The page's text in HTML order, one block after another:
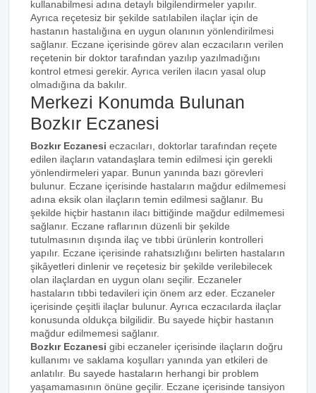
kullanabilmesi adına detaylı bilgilendirmeler yapılır.
Ayrıca reçetesiz bir şekilde satılabilen ilaçlar için de
hastanın hastalığına en uygun olanının yönlendirilmesi
sağlanır. Eczane içerisinde görev alan eczacıların verilen
reçetenin bir doktor tarafından yazılıp yazılmadığını
kontrol etmesi gerekir. Ayrıca verilen ilacın yasal olup
olmadığına da bakılır.
Merkezi Konumda Bulunan
Bozkır Eczanesi
Bozkır Eczanesi eczacıları, doktorlar tarafından reçete
edilen ilaçların vatandaşlara temin edilmesi için gerekli
yönlendirmeleri yapar. Bunun yanında bazı görevleri
bulunur. Eczane içerisinde hastaların mağdur edilmemesi
adına eksik olan ilaçların temin edilmesi sağlanır. Bu
şekilde hiçbir hastanın ilacı bittiğinde mağdur edilmemesi
sağlanır. Eczane raflarının düzenli bir şekilde
tutulmasının dışında ilaç ve tıbbi ürünlerin kontrolleri
yapılır. Eczane içerisinde rahatsızlığını belirten hastaların
şikâyetleri dinlenir ve reçetesiz bir şekilde verilebilecek
olan ilaçlardan en uygun olanı seçilir. Eczaneler
hastaların tıbbi tedavileri için önem arz eder. Eczaneler
içerisinde çeşitli ilaçlar bulunur. Ayrıca eczacılarda ilaçlar
konusunda oldukça bilgilidir. Bu sayede hiçbir hastanın
mağdur edilmemesi sağlanır.
Bozkır Eczanesi gibi eczaneler içerisinde ilaçların doğru
kullanımı ve saklama koşulları yanında yan etkileri de
anlatılır. Bu sayede hastaların herhangi bir problem
yaşamamasının önüne geçilir. Eczane içerisinde tansiyon